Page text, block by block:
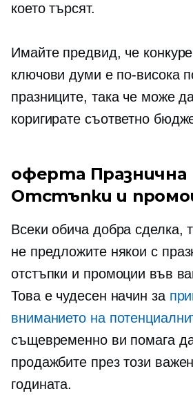
което търсят.
Имайте предвид, че
ключови думи е по-висока
празниците, така че може
коригирате съответно
оферта
Отстъпки и
Всеки обича добра сделка,
не предложите някои с
отстъпки и промоции във
Това е чудесен начин за
вниманието на
същевременно ви помага
продажбите през този
годината.